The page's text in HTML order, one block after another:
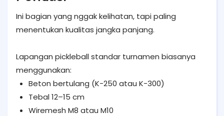
Ini bagian yang nggak kelihatan, tapi paling
menentukan kualitas jangka panjang.
Lapangan pickleball standar turnamen biasanya
menggunakan:
Beton bertulang (K-250 atau K-300)
Tebal 12–15 cm
Wiremesh M8 atau M10